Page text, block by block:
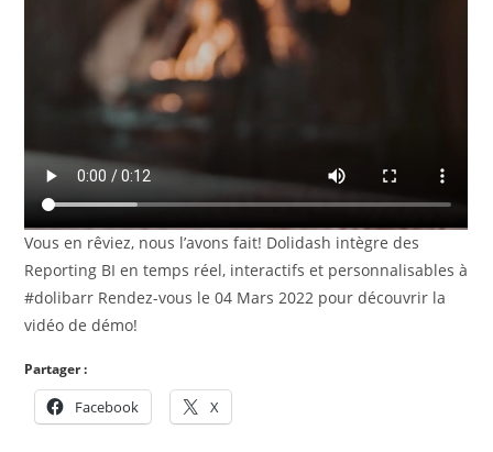
Vous en rêviez, nous l’avons fait! Dolidash intègre des
Reporting BI en temps réel, interactifs et personnalisables à
#dolibarr Rendez-vous le 04 Mars 2022 pour découvrir la
vidéo de démo!
Partager :
Facebook X